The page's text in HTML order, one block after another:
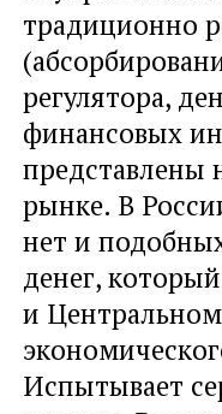
традиционно
регулятора,
финансовых
представлены
рынке. В
нет и
денег,
и
Испытывает